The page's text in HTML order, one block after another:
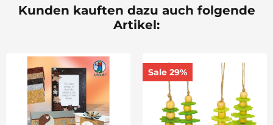
Kunden kauften dazu auch folgende
Artikel:
Sale 29%
Kreidestifte 12er-Set
bunt sortiert
8,99 €*